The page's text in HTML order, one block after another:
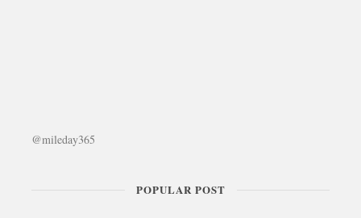
@mileday365
POPULAR POST